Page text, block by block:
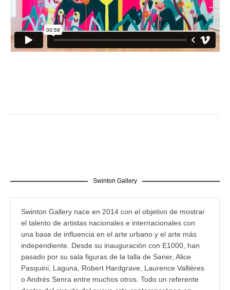
Swinton Gallery
Swinton Gallery nace en 2014 con el objetivo de mostrar
el talento de artistas nacionales e internacionales con
una base de influencia en el arte urbano y el arte más
independiente. Desde su inauguración con E1000, han
pasado por su sala figuras de la talla de Saner, Alice
Pasquini, Laguna, Robert Hardgrave, Laurence Vallières
o Andrés Senra entre muchos otros. Todo un referente